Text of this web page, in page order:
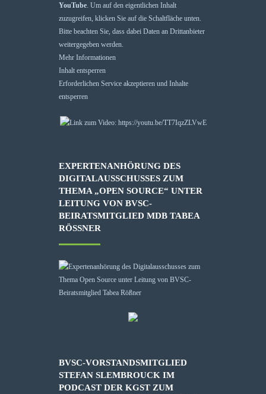
YouTube. Um auf den eigentlichen Inhalt
zuzugreifen, klicken Sie auf die Schaltfläche unten.
Bitte beachten Sie, dass dabei Daten an Drittanbieter
weitergegeben werden.
Mehr Informationen
Inhalt entsperren
Erforderlichen Service akzeptieren und Inhalte
entsperren
EXPERTENANHÖRUNG DES
DIGITALAUSSCHUSSES ZUM
THEMA „OPEN SOURCE“ UNTER
LEITUNG VON BVSC-
BEIRATSMITGLIED MDB TABEA
RÖSSNER
BVSC-VORSTANDSMITGLIED
STEFAN SLEMBROUCK IM
PODCAST DER KGST ZUM